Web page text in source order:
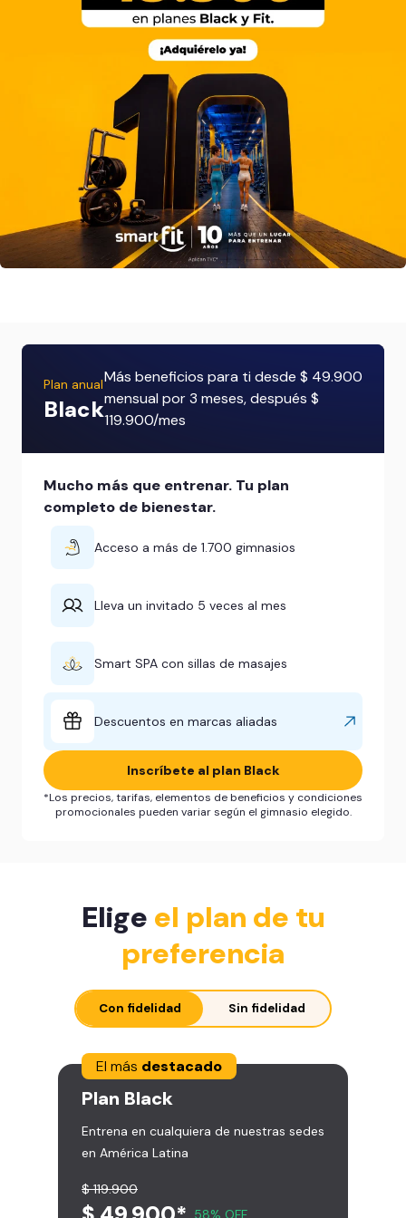
Plan anual
Black
Más beneficios para ti desde $ 49.900
mensual por 3 meses, después $
119.900/mes
Mucho más que entrenar. Tu plan
completo de bienestar.
Acceso a más de 1.700 gimnasios
Lleva un invitado 5 veces al mes
Smart SPA con sillas de masajes
Descuentos en marcas aliadas
Inscríbete al plan Black
*Los precios, tarifas, elementos de beneficios y condiciones
promocionales pueden variar según el gimnasio elegido.
Elige el plan de tu
preferencia
Con fidelidad Sin fidelidad
El más destacado
Plan Black
Entrena en cualquiera de nuestras sedes
en América Latina
$ 119.900
58% OFF